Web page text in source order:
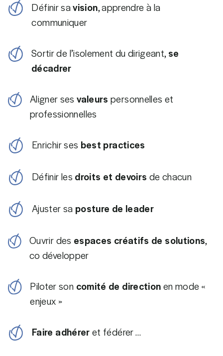
Définir savision, apprendre à la
communiquer
Sortir de l’isolement du dirigeant,se
décadrer
Aligner sesvaleurs personnelles et
professionnelles
Enrichir ses best practices
Définir les droits et devoirs de chacun
Ajuster sa posture de leader
Ouvrir des espaces créatifs de solutions,
co développer
Piloter son comité de directionen mode «
enjeux »
Faire adhéreret fédérer …